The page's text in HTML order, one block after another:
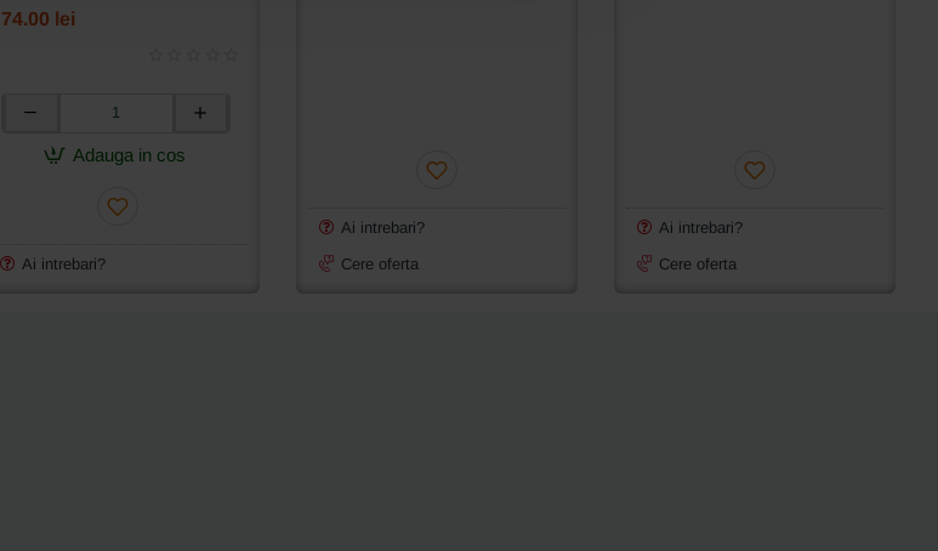
74.00 lei
pentru
cusut
Adauga in cos
Ai intrebari?
Ai intrebari?
Cere oferta
Ai intrebari?
Cere oferta